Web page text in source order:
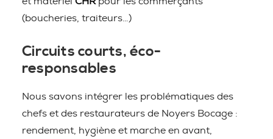
(boucheries, traiteurs…)
Circuits courts, éco-
responsables
Nous savons intégrer les problématiques des
chefs et des restaurateurs de Noyers Bocage :
rendement, hygiène et marche en avant,